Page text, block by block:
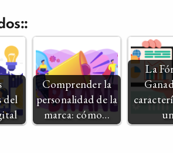
del
Comprender la
personalidad de la
marca: cómo…
La